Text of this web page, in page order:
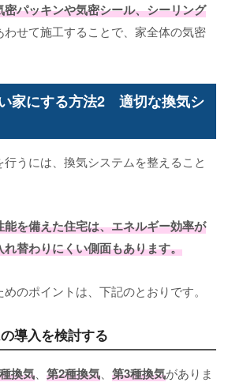
パッキンや気密シール、シーリング
わせて施工することで、家全体の気密
家にする方法2 適切な換気シ
うには、換気システムを整えること
を備えた住宅は、エネルギー効率が
替わりにくい側面もあります。
のポイントは、下記のとおりです。
導入を検討する
換気、 第2種換気、 第3種換気がありま